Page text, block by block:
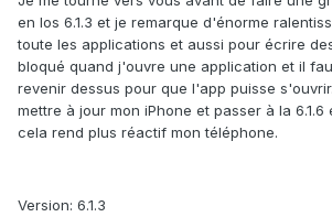
en Ios 6.1.3 et je remarque d'énorme
toute les applications et aussi pour écrire
bloqué quand j'ouvre une application et il
revenir dessus pour que l'app puisse
mettre à jour mon iPhone et passer à la 6.1.6
cela rend plus réactif mon téléphone.
Version: 6.1.3